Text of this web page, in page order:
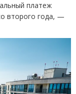
платеж
второго года, —